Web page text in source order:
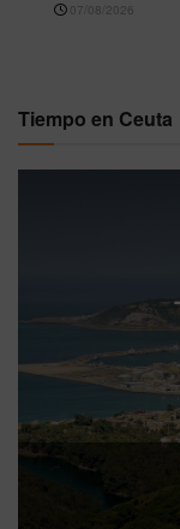
07/08/2026
Tiempo en Ceuta